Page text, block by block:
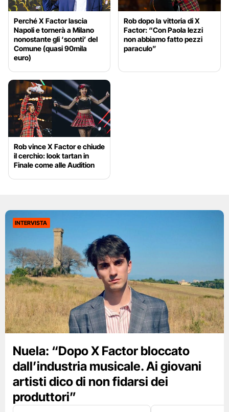
Perché X Factor lascia
Napoli e tornerà a Milano
nonostante gli ‘sconti’ del
Comune (quasi 90mila
euro)
Rob dopo la vittoria di X
Factor: “Con Paola Iezzi
non abbiamo fatto pezzi
paraculo”
Rob vince X Factor e chiude
il cerchio: look tartan in
Finale come alle Audition
INTERVISTA
Nuela: “Dopo X Factor bloccato
dall’industria musicale. Ai giovani
artisti dico di non fidarsi dei
produttori”